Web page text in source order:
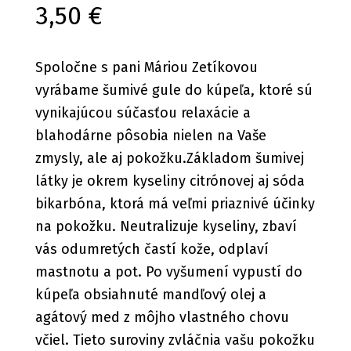
3,50 €
Spoločne s pani Máriou Zetíkovou
vyrábame šumivé gule do kúpeľa, ktoré sú
vynikajúcou súčasťou relaxácie a
blahodárne pôsobia nielen na Vaše
zmysly, ale aj pokožku.Základom šumivej
látky je okrem kyseliny citrónovej aj sóda
bikarbóna, ktorá má veľmi priaznivé účinky
na pokožku. Neutralizuje kyseliny, zbaví
vás odumretých častí kože, odplaví
mastnotu a pot. Po vyšumení vypustí do
kúpeľa obsiahnuté mandľový olej a
agátový med z môjho vlastného chovu
včiel. Tieto suroviny zvláčnia vašu pokožku